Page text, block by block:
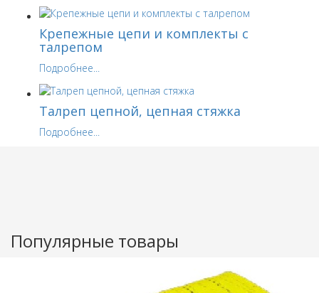
Крепежные цепи и комплекты с
талрепом
Подробнее...
Талреп цепной, цепная стяжка
Подробнее...
Популярные товары